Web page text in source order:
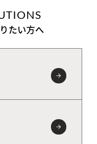
たい方へ